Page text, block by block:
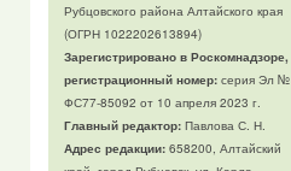
Рубцовского района Алтайского края
(ОГРН 1022202613894)
Зарегистрировано в Роскомнадзоре,
регистрационный номер: серия Эл №
ФС77-85092 от 10 апреля 2023 г.
Главный редактор: Павлова С. Н.
Адрес редакции: 658200, Алтайский